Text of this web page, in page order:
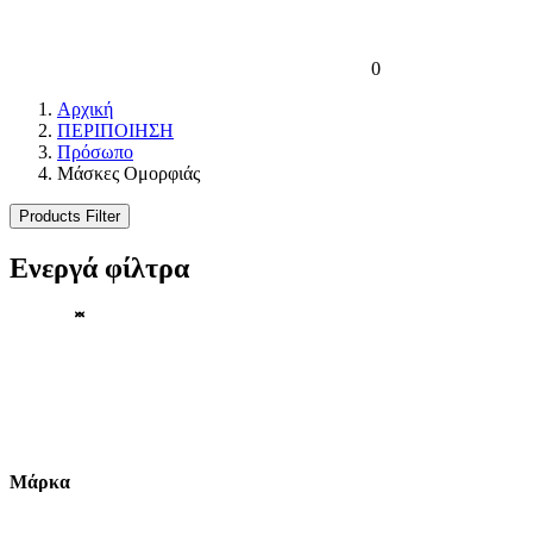
0
Αρχική
ΠΕΡΙΠΟΙΗΣΗ
Πρόσωπο
Μάσκες Ομορφιάς
Products Filter
Ενεργά φίλτρα
Μάρκα